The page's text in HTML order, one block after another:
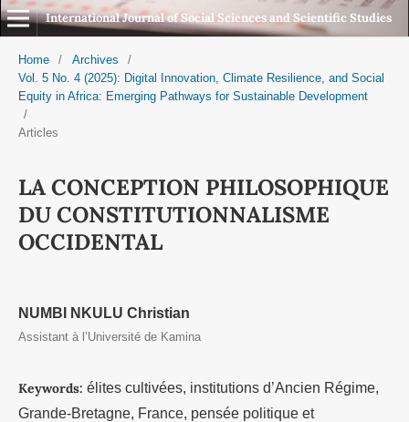
International Journal of Social Sciences and Scientific Studies
Home / Archives
/
Vol. 5 No. 4 (2025): Digital Innovation, Climate Resilience, and Social
Equity in Africa: Emerging Pathways for Sustainable Development
/
Articles
LA CONCEPTION PHILOSOPHIQUE
DU CONSTITUTIONNALISME
OCCIDENTAL
NUMBI NKULU Christian
Assistant à l’Université de Kamina
Keywords: élites cultivées, institutions d’Ancien Régime,
Grande-Bretagne, France, pensée politique et